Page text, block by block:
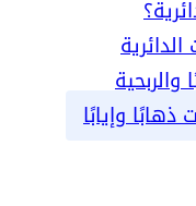
والربحية
وإيابًا